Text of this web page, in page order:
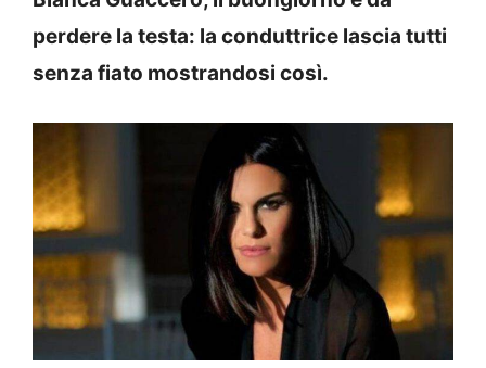
perdere la testa: la conduttrice lascia tutti
senza fiato mostrandosi così.